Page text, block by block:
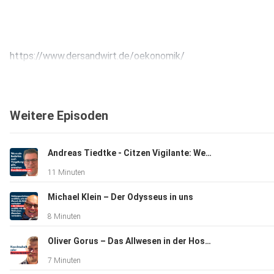
https://www.dersandwirt.de/oekonomik/
Weitere Episoden
Andreas Tiedtke - Citzen Vigilante: Wenn die Justiz „versagt"
11 Minuten
Michael Klein – Der Odysseus in uns
8 Minuten
Oliver Gorus – Das Allwesen in der Hosentasche
7 Minuten